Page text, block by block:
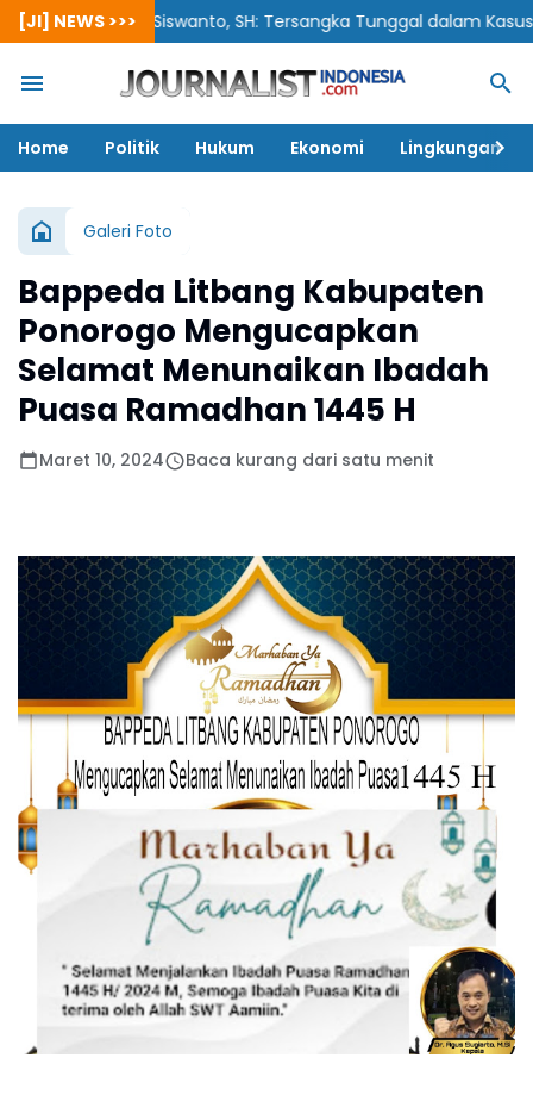
[JI] NEWS >>>Siswanto, SH: Tersangka Tunggal dalam Kasus
Home Politik Hukum Ekonomi Lingkungan
Galeri Foto
Bappeda Litbang Kabupaten
Ponorogo Mengucapkan
Selamat Menunaikan Ibadah
Puasa Ramadhan 1445 H
Maret 10, 2024 Baca kurang dari satu menit